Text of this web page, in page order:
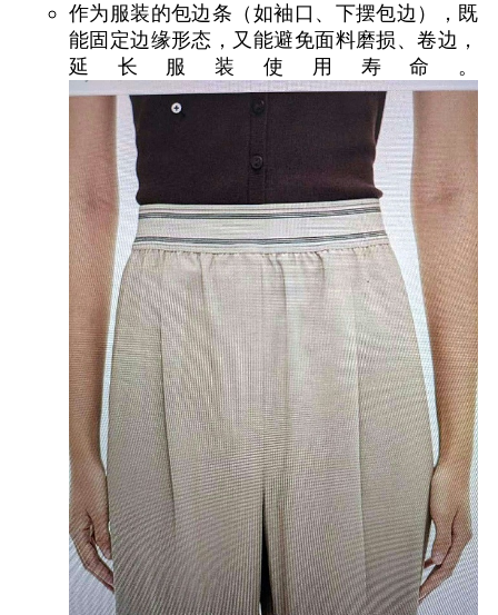
作为服装的包边条（如袖口、下摆包边），既
能固定边缘形态，又能避免面料磨损、卷边，
延长服装使用寿命。